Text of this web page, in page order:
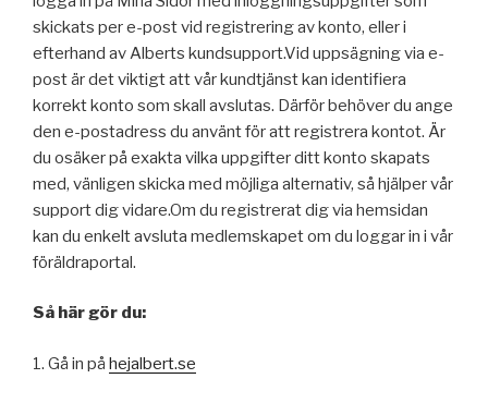
skickats per e-post vid registrering av konto, eller i
efterhand av Alberts kundsupport.Vid uppsägning via e-
post är det viktigt att vår kundtjänst kan identifiera
korrekt konto som skall avslutas. Därför behöver du ange
den e-postadress du använt för att registrera kontot. Är
du osäker på exakta vilka uppgifter ditt konto skapats
med, vänligen skicka med möjliga alternativ, så hjälper vår
support dig vidare.Om du registrerat dig via hemsidan
kan du enkelt avsluta medlemskapet om du loggar in i vår
föräldraportal.
Så här gör du:
1. Gå in på hejalbert.se